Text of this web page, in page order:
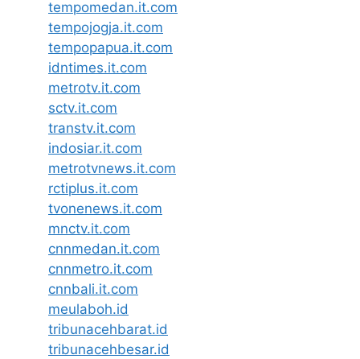
tempomedan.it.com
tempojogja.it.com
tempopapua.it.com
idntimes.it.com
metrotv.it.com
sctv.it.com
transtv.it.com
indosiar.it.com
metrotvnews.it.com
rctiplus.it.com
tvonenews.it.com
mnctv.it.com
cnnmedan.it.com
cnnmetro.it.com
cnnbali.it.com
meulaboh.id
tribunacehbarat.id
tribunacehbesar.id